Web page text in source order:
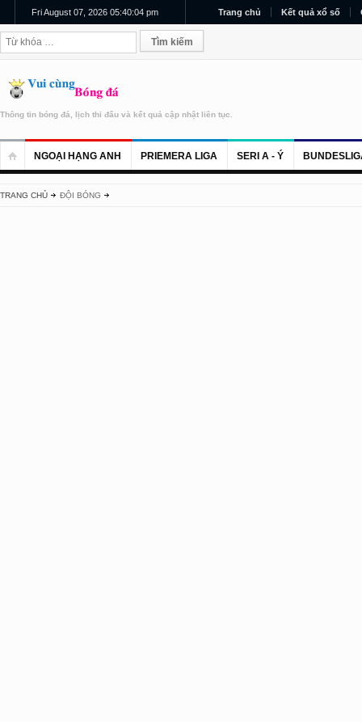
Fri August 07, 2026 05:40:04 pm Trang chủ Kết quả xổ số
Thông tin bóng đá, lịch thi đấu và kết quả cập nhật liên tục.
NGOẠI HẠNG ANH PRIEMERA LIGA SERI A - Ý
TRANG CHỦ ĐỘI BÓNG